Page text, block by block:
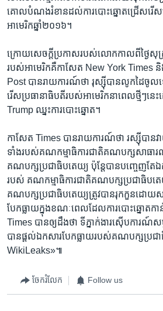
គោល​បំណង​រំខាន​ដល់​ការ​បោះឆ្នោត​ជ្រើស​រើស​
អាមេរិក​ឆ្នាំ២០១៦។
ក្រោយ​សេចក្តី​ប្រកាស​របស់​លោក​កាលពី​ថ្ងៃ​សុ
របស់​អាមេរិក​គឺ​កាសែត New York Times
Post បាន​រាយការណ៍​ថា រុស្ស៊ី​បាន​លូក​ដៃ​ចូល​ទ
រើស​ប្រធានាធិបតី​របស់​អាមេរិក​នា​ពេល​ថ្មីៗ​ន
Trump ឈ្នះ​ការ​បោះឆ្នោត។
កាសែត Times បាន​រាយការណ៍​ថា រស្ស៊ី​បាន​
ទាំង​របស់​គណកម្មាធិការជាតិ​គណបក្ស​សាធារ
គណបក្ស​ប្រជាធិបតេយ្យ​ ប៉ុន្តែ​បាន​បញ្ចេញ​តែ​ឯ
របស់ គណកម្មាធិការ​ជាតិ​គណបក្ស​ប្រជាធិបតេ
គណបក្ស​ប្រជាធិបតេយ្យ​ត្រូវ​បាន​រុកកួន​ដោយ​ស
បែក​ធ្លាយ​ក្នុង​ខណៈ​ពេល​ដែល​ការ​បោះឆ្នោត​ក
Times បាន​ឲ្យ​ដឹង​ថា ទីភ្នាក់ងារ​ស៊ើប​ការណ៍​សម្
បាន​ផ្តល់​ឯកសារ​បែក​ធ្លាយ​របស់​គណបក្ស​ប្រ
WikiLeaks»៕
ចែករំលែក Follow us